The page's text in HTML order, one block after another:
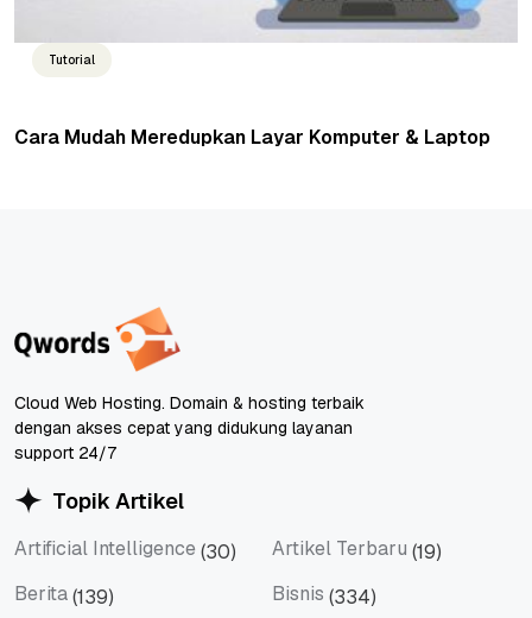
Tutorial
Cara Mudah Meredupkan Layar Komputer & Laptop
Cloud Web Hosting. Domain & hosting terbaik
dengan akses cepat yang didukung layanan
support 24/7
Topik Artikel
Artificial Intelligence (30) Artikel Terbaru (19)
Berita(139) Bisnis (334)